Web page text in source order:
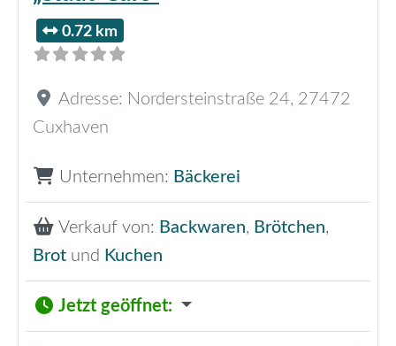
0.72 km
Adresse: Nordersteinstraße 24, 27472
Cuxhaven
Unternehmen: Bäckerei
Verkauf von: Backwaren, Brötchen,
Brot und Kuchen
Jetzt geöffnet: